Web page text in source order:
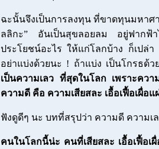
ฉะนั้นจึงเป็นการลงทุน ที่ขาดทุนมหาศ
ลลิกะ” อันเป็นสุขลอยลม อยู่ฟากฟ้
ประโยชน์อะไร ให้แก่โลกบ้าง ก็เปล่
อย่าแบ่งด้วยนะ ! ถ้าแบ่ง เป็นโกรธด้
เป็นความเลว ที่สุดในโลก เพราะคว
ความดี คือ ความเสียสละ เอื้อเฟื้อเผื่อ
ฟังดูดีๆ นะ บทที่สรุปว่า ความดี ความเ
คนในโลกนี้น่ะ คนที่เสียสละ เอื้อเฟื้อเ